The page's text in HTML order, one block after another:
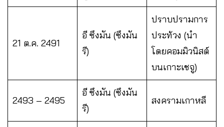
21 ต.ค. 2491
อี ซึงมัน (ซึงมัน
รี)
ปราบปรามการ
ประท้วง (นำ
โดยคอมมิวนิสต์
บนเกาะเชจู)
2493 – 2495
อี ซึงมัน (ซึงมัน
รี)
สงครามเกาหลี